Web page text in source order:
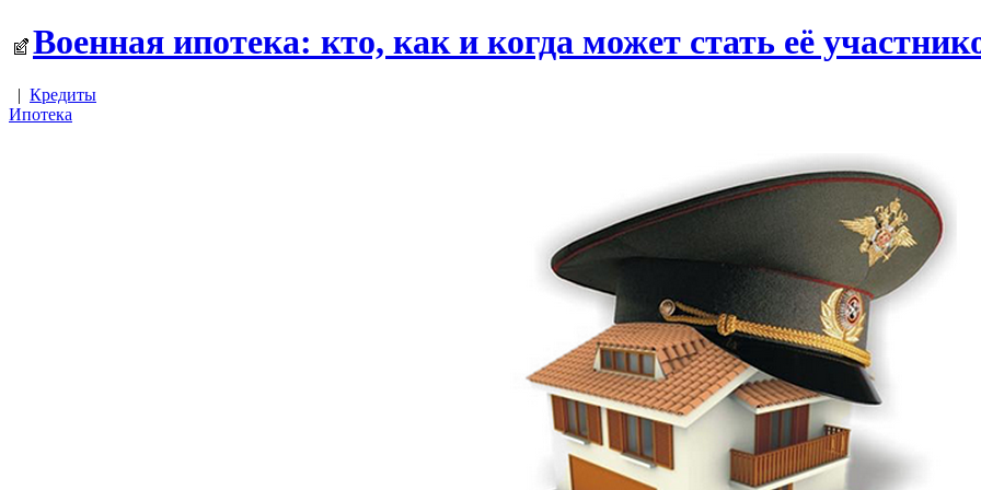
Военная ипотека: кто, как и когда может стать её
| Кредиты
Ипотека